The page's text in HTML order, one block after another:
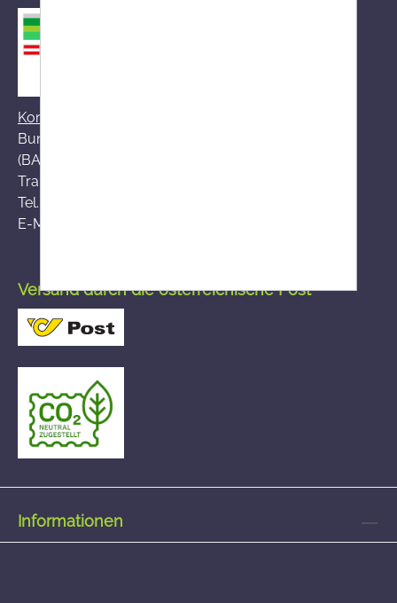
Kontakt zum BASG
Bundesamt für Sicherheit im Gesundheitswesen
(BASG), AGES-Medizinmarktaufsicht (AGES MEA)
Traisengasse 5, A-1200 Wien
Tel.:
E-Mail:
Versand durch die österreichische Post
Informationen